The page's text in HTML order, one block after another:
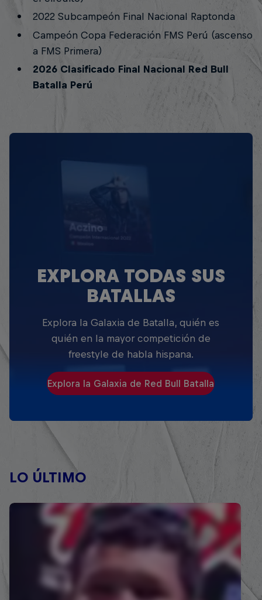
2022 Subcampeón Final Nacional Raptonda
Campeón Copa Federación FMS Perú (ascenso
a FMS Primera)
2026 Clasificado Final Nacional Red Bull
Batalla Perú
EXPLORA TODAS SUS
BATALLAS
Explora la Galaxia de Batalla, quién es
quién en la mayor competición de
freestyle de habla hispana.
Explora la Galaxia de Red Bull Batalla
LO ÚLTIMO